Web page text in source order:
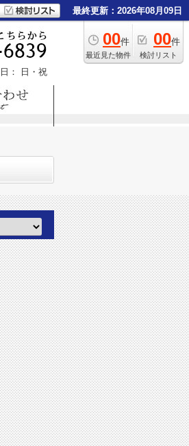
最終更新：2026年08月09日
00件
最近見た物件
00件
検討リスト
： 日・祝